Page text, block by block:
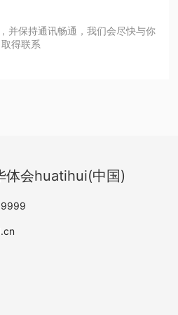
并保持通讯畅通，我们会尽快与你
取得联系
体会huatihui(中国)